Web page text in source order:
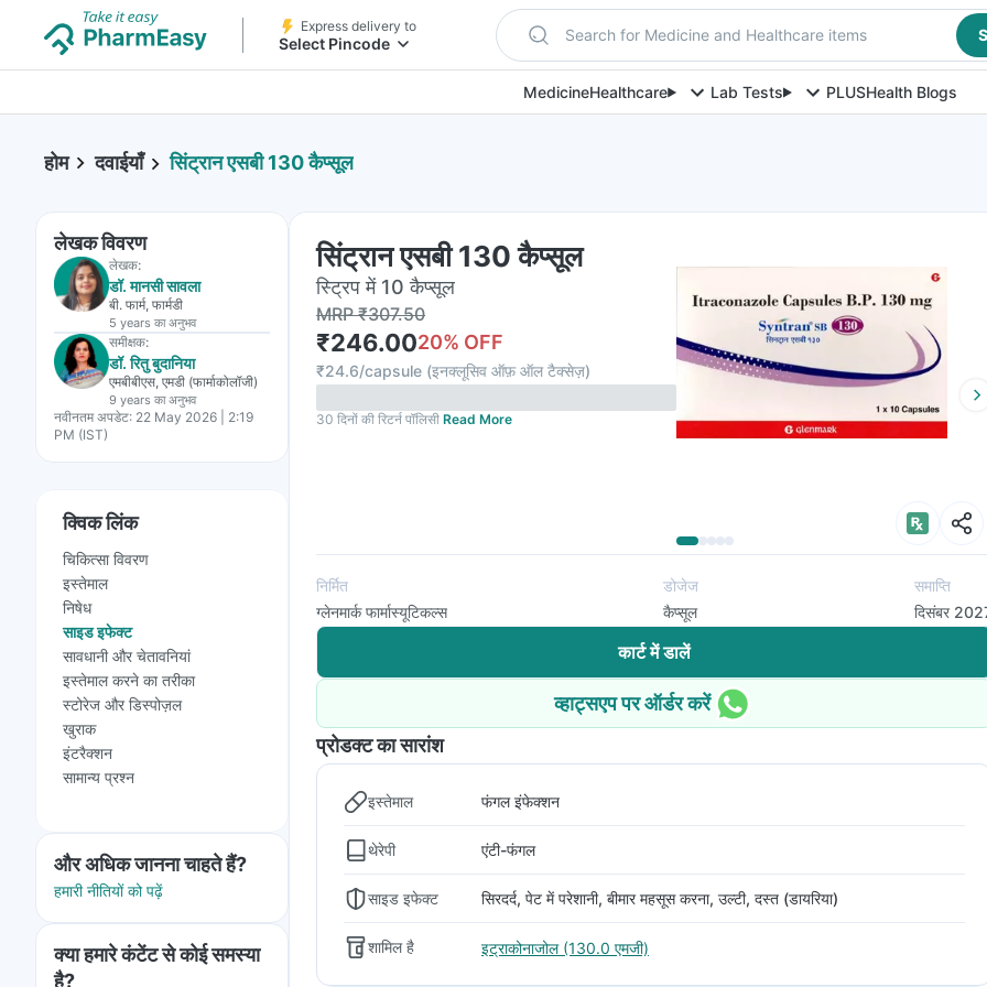
Express delivery to
Select Pincode Search for Medicine and Healthcare items
MedicineHealthcare Lab Tests PLUSHealth Blogs
होम दवाईयाँ सिंट्रान एसबी 130 कैप्सूल
लेखक विवरण
लेखक:
डॉ. मानसी सावला
बी. फार्म, फार्मडी
5 years का अनुभव
समीक्षक:
डॉ. रितु बुदानिया
एमबीबीएस, एमडी (फार्माकोलॉजी)
9 years का अनुभव
नवीनतम अपडेट: 22 May 2026 | 2:19
PM (IST)
क्विक लिंक
चिकित्सा विवरण
इस्तेमाल
निषेध
साइड इफेक्ट
सावधानी और चेतावनियां
इस्तेमाल करने का तरीका
स्टोरेज और डिस्पोज़ल
खुराक
इंटरैक्शन
सामान्य प्रश्न
और अधिक जानना चाहते हैं?
हमारी नीतियों को पढ़ें
क्या हमारे कंटेंट से कोई समस्या
है?
सिंट्रान एसबी 130 कैप्सूल
स्ट्रिप में 10 कैप्सूल
MRP₹307.50
₹246.0020% OFF
₹24.6/capsule (इनक्लूसिव ऑफ़ ऑल टैक्सेज़)
30 दिनों की रिटर्न पॉलिसी Read More
निर्मित
ग्लेनमार्क फार्मास्यूटिकल्स
डोजेज
कैप्सूल
समाप्ति
दिसंबर
कार्ट में डालें
व्हाट्सएप पर ऑर्डर करें
प्रोडक्ट का सारांश
इस्तेमाल फंगल इंफेक्शन
थेरेपी एंटी-फंगल
साइड इफेक्ट सिरदर्द, पेट में परेशानी, बीमार महसूस करना, उल्टी, दस्त (डायरिया)
शामिल है इट्राकोनाजोल (130.0 एमजी)